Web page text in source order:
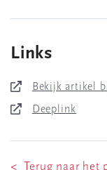
Links
Bekijk artikel
Deeplink
< Terug naar het